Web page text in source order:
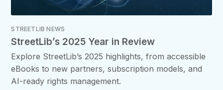
STREETLIB NEWS
StreetLib’s 2025 Year in Review
Explore StreetLib’s 2025 highlights, from accessible
eBooks to new partners, subscription models, and
AI-ready rights management.